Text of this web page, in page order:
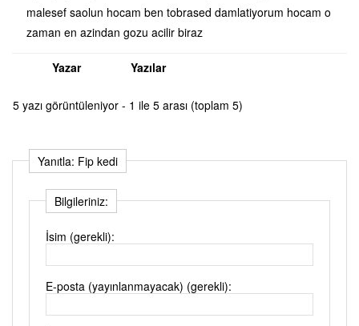
malesef saolun hocam ben tobrased damlatiyorum hocam o
zaman en azindan gozu acilir biraz
Yazar Yazılar
5 yazı görüntüleniyor - 1 ile 5 arası (toplam 5)
Yanıtla: Fip kedi
Bilgileriniz:
İsim (gerekli):
E-posta (yayınlanmayacak) (gerekli):